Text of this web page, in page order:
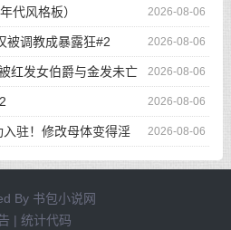
2026-08-06
代风格板）
2026-08-06
被调教成暴露狂#2
2026-08-06
红发女伯爵与金发未亡
异国他乡迷路的我，竟被红发女伯
2026-08-06
2026-08-06
驻！修改母体变得淫
一下就会流水的色情大母猪！
By 书包小说网
| 统计代码